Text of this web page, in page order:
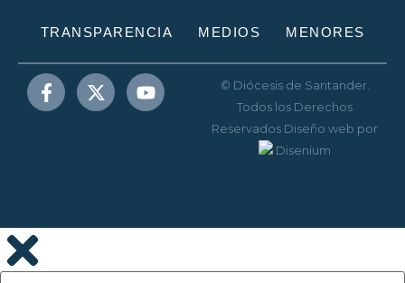
TRANSPARENCIA MEDIOS MENORES
© Diócesis de Santander.
Todos los Derechos
Reservados Diseño web por
Disenium